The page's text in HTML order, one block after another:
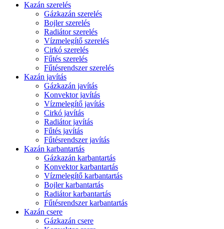
Kazán szerelés
Gázkazán szerelés
Bojler szerelés
Radiátor szerelés
Vízmelegítő szerelés
Cirkó szerelés
Fűtés szerelés
Fűtésrendszer szerelés
Kazán javítás
Gázkazán javítás
Konvektor javítás
Vízmelegítő javítás
Cirkó javítás
Radiátor javítás
Fűtés javítás
Fűtésrendszer javítás
Kazán karbantartás
Gázkazán karbantartás
Konvektor karbantartás
Vízmelegítő karbantartás
Bojler karbantartás
Radiátor karbantartás
Fűtésrendszer karbantartás
Kazán csere
Gázkazán csere